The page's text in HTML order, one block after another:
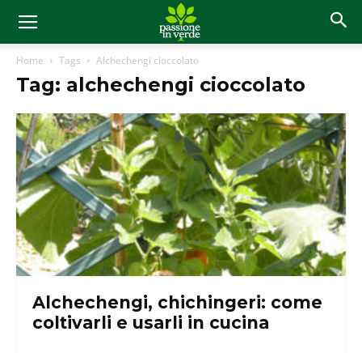
Home Tags Alchechengi cioccolato
Tag: alchechengi cioccolato
Alchechengi, chichingeri: come
coltivarli e usarli in cucina